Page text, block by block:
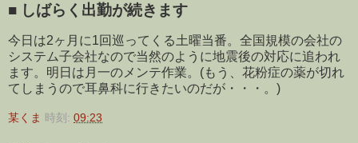
■ しばらく出勤が続きます
今日は2ヶ月に1回巡ってくる土曜当番。全国規模の会社の
システム子会社なので当然のように地震後の対応に追われ
ます。明日は月一のメンテ作業。(もう、花粉症の薬が切れ
てしまうので耳鼻科に行きたいのだが・・・。)
某くま 時刻: 09:23